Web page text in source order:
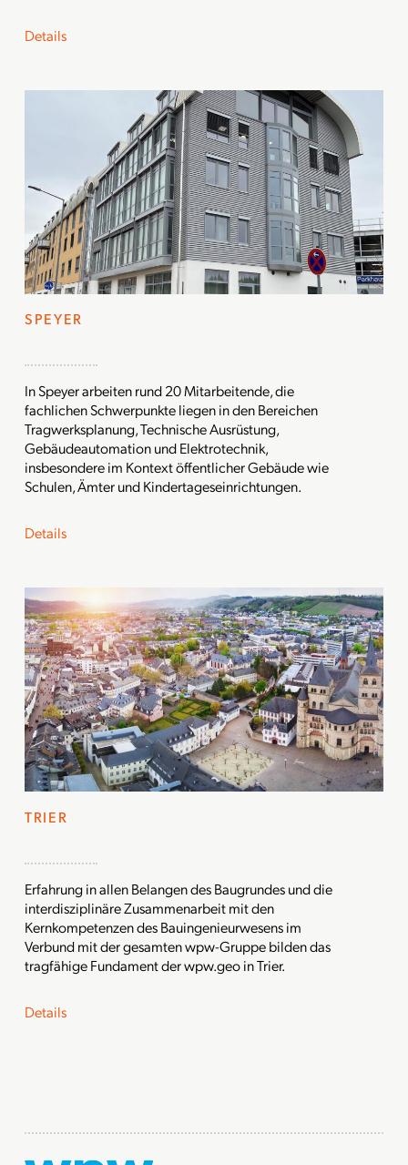
Details
SPEYER
In Speyer arbeiten rund 20 Mitarbeitende, die
fachlichen Schwerpunkte liegen in den Bereichen
Tragwerksplanung, Technische Ausrüstung,
Gebäudeautomation und Elektrotechnik,
insbesondere im Kontext öffentlicher Gebäude wie
Schulen, Ämter und Kindertageseinrichtungen.
Details
TRIER
Erfahrung in allen Belangen des Baugrundes und die
interdisziplinäre Zusammenarbeit mit den
Kernkompetenzen des Bauingenieurwesens im
Verbund mit der gesamten wpw-Gruppe bilden das
tragfähige Fundament der wpw.geo in Trier.
Details